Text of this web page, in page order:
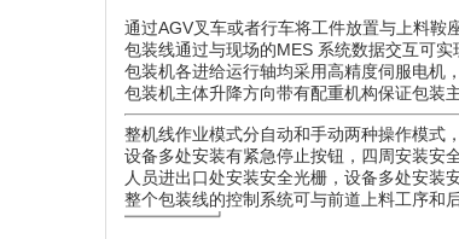
通过AGV叉车或者行车将工件放置与上料鞍
包装线通过与现场的MES 系统数据交互可实
包装机各进给运行轴均采用高精度伺服电机
包装机主体升降方向带有配重机构保证包装
整机线作业模式分自动和手动两种操作模式
设备多处安装有紧急停止按钮，四周安装安
人员进出口处安装安全光栅，设备多处安装
整个包装线的控制系统可与前道上料工序和